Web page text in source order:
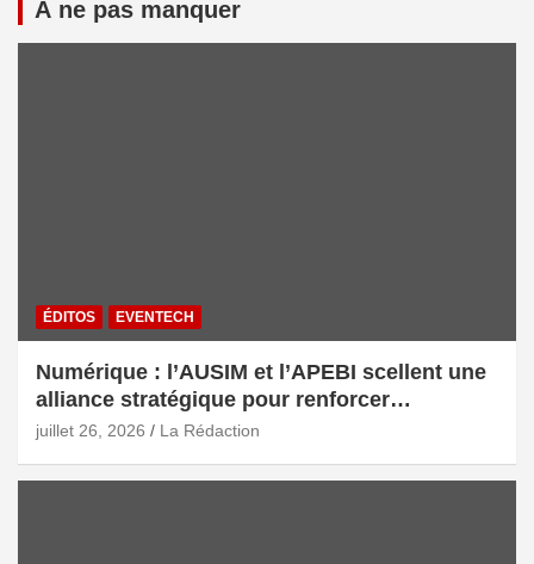
À ne pas manquer
ÉDITOS EVENTECH
Numérique : l’AUSIM et l’APEBI scellent une
alliance stratégique pour renforcer
l’écosystème digital marocain
juillet 26, 2026 La Rédaction